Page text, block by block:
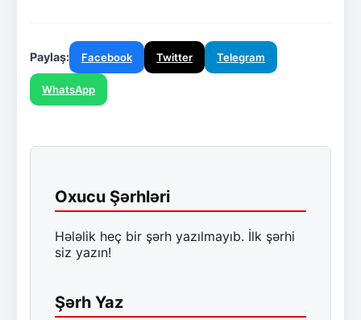
Paylaş: Facebook Twitter Telegram
WhatsApp
Oxucu Şərhləri
Hələlik heç bir şərh yazılmayıb. İlk şərhi
siz yazın!
Şərh Yaz